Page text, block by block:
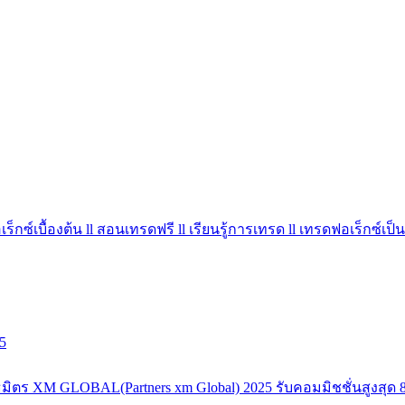
เร็กซ์เบื้องต้น ll สอนเทรดฟรี ll เรียนรู้การเทรด ll เทรดฟอเร็กซ์เป็
XM GLOBAL(Partners xm Global) 2025 รับคอมมิชชั่นสูงสุด